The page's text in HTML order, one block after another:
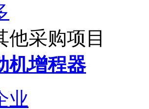
他采购项目
机增程器
业